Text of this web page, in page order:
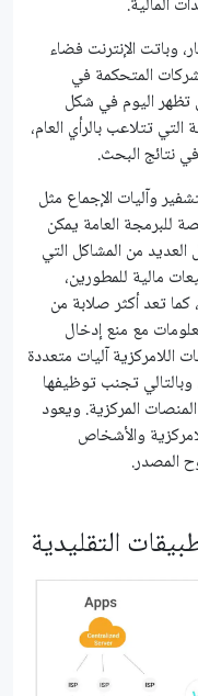
وباتت الإنترنت فضاء
المتحكمة في
تظهر اليوم في شكل
التي تتلاعب بالرأي العام،
نتائج البحث.
وآليات الإجماع مثل
للبرمجة العامة يمكن
من المشاكل التي
مالية للمطورين،
تعد أكثر صلابة من
مع منع إدخال
اللامركزية آليات متعددة
وبالتالي تجنب توظيفها
المركزية. ويعود
والأشخاص
المصدر.
التقليدية